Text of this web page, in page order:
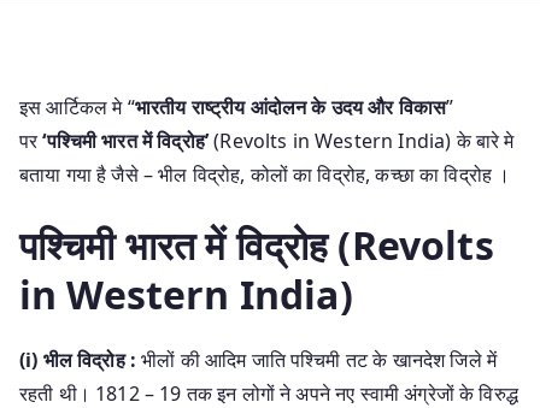
इस आर्टिकल मे “भारतीय राष्ट्रीय आंदोलन के उदय और विकास”
पर‘पश्चिमी भारत में विद्रोह’(Revolts in Western India) के बारे मे
बताया गया है जैसे – भील विद्रोह, कोलों का विद्रोह, कच्छा का विद्रोह ।
पश्चिमी भारत में विद्रोह (Revolts
in Western India)
(i) भील विद्रोह : भीलों की आदिम जाति पश्चिमी तट के खानदेश जिले में
रहती थी। 1812 – 19 तक इन लोगों ने अपने नए स्वामी अंग्रेजों के विरुद्ध